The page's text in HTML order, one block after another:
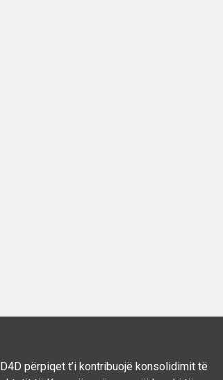
D4D përpiqet t’i kontribuojë konsolidimit të